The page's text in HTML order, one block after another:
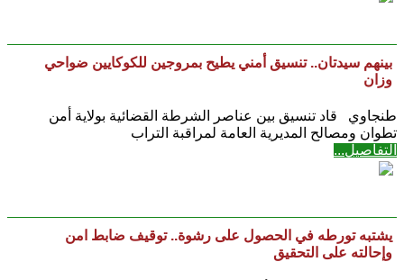
بينهم سيدتان.. تنسيق أمني يطيح بمروجين للكوكايين ضواحي
وزان
طنجاوي قاد تنسيق بين عناصر الشرطة القضائية بولاية أمن
تطوان ومصالح المديرية العامة لمراقبة التراب
التفاصيل...
يشتبه تورطه في الحصول على رشوة.. توقيف ضابط امن
وإحالته على التحقيق